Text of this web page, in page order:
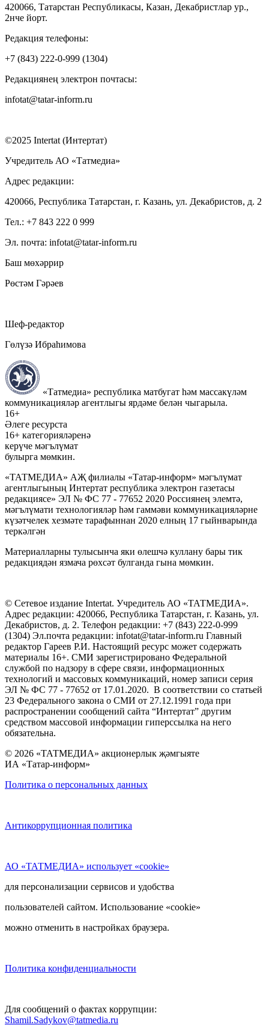
420066, Татарстан Республикасы, Казан, Декабристлар ур.,
2нче йорт.
Редакция телефоны:
+7 (843) 222-0-999 (1304)
Редакциянең электрон почтасы:
infotat@tatar-inform.ru
©2025 Intertat (Интертат)
Учредитель АО «Татмедиа»
Адрес редакции:
420066, Республика Татарстан, г. Казань, ул. Декабристов, д. 2
Тел.: +7 843 222 0 999
Эл. почта: infotat@tatar-inform.ru
Баш мөхәррир
Рөстәм Гәрәев
Шеф-редактор
Гөлүзә Ибраһимова
«Татмедиа» республика матбугат һәм массакүләм
коммуникацияләр агентлыгы ярдәме белән чыгарыла.
16+
Әлеге ресурста
16+ категорияләренә
керүче мәгълүмат
булырга мөмкин.
«ТАТМЕДИА» АҖ филиалы «Татар-информ» мәгълүмат
агентлыгының Интертат республика электрон газетасы
редакциясе» ЭЛ № ФС 77 - 77652 2020 Россиянең элемтә,
мәгълүмати технологияләр һәм гаммәви коммуникацияләрне
күзәтчелек хезмәте тарафыннан 2020 елның 17 гыйнварында
теркәлгән
Материалларны тулысынча яки өлешчә куллану бары тик
редакциядән язмача рөхсәт булганда гына мөмкин.
© Сетевое издание Intertat. Учредитель АО «ТАТМЕДИА».
Адрес редакции: 420066, Республика Татарстан, г. Казань, ул.
Декабристов, д. 2. Телефон редакции: +7 (843) 222-0-999
(1304) Эл.почта редакции: infotat@tatar-inform.ru Главный
редактор Гареев Р.И. Настоящий ресурс может содержать
материалы 16+. СМИ зарегистрировано Федеральной
службой по надзору в сфере связи, информационных
технологий и массовых коммуникаций, номер записи серия
ЭЛ № ФС 77 - 77652 от 17.01.2020. В соответствии со статьей
23 Федерального закона о СМИ от 27.12.1991 года при
распространении сообщений сайта “Интертат” другим
средством массовой информации гиперссылка на него
обязательна.
© 2026 «ТАТМЕДИА» акционерлык җәмгыяте
ИА «Татар-информ»
Политика о персональных данных
Антикоррупционная политика
АО «ТАТМЕДИА» использует «cookie»
для персонализации сервисов и удобства
пользователей сайтом. Использование «cookie»
можно отменить в настройках браузера.
Политика конфиденциальности
Для сообщений о фактах коррупции:
Shamil.Sadykov@tatmedia.ru